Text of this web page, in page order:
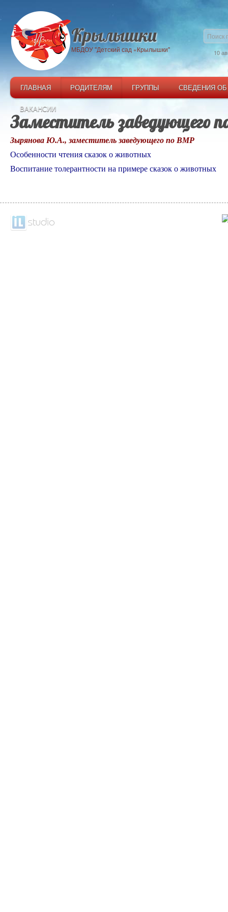
Крылышки
МБДОУ "Детский сад «Крылышки" 10
ГЛАВНАЯ РОДИТЕЛЯМ ГРУППЫ СВЕДЕНИЯ
ВАКАНСИИ
Заместитель заведующего
Зырянова Ю.А., заместитель заведующего по ВМР
Особенности чтения сказок о животных
Воспитание толерантности на примере сказок о животных